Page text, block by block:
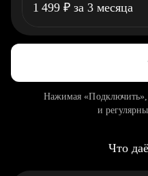
1 499 ₽ за 3 месяца
Нажимая «Подключить»,
и
Что